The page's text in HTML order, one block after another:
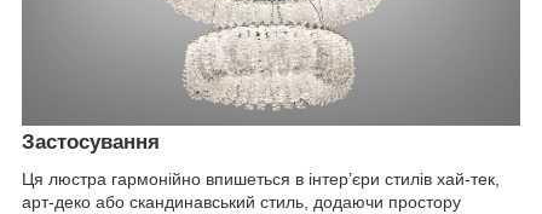
Застосування
Ця люстра гармонійно впишеться в інтер’єри стилів хай-тек,
арт-деко або скандинавський стиль, додаючи простору